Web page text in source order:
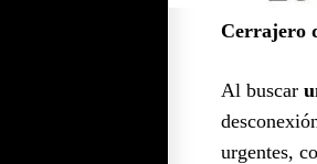
Cerrajero
Al buscar
urgentes,